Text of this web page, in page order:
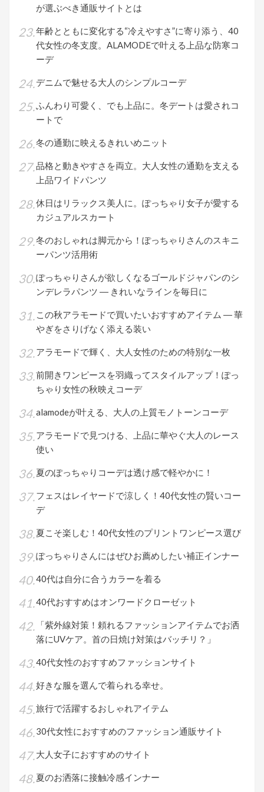
が選ぶべき通販サイトとは
年齢とともに変化する“冷えやすさ”に寄り添う、40
代女性の冬支度。ALAMODEで叶える上品な防寒コ
ーデ
デニムで魅せる大人のシンプルコーデ
ふんわり可愛く、でも上品に。冬デートは愛されコ
ートで
冬の通勤に映えるきれいめニット
品格と動きやすさを両立。大人女性の通勤を支える
上品ワイドパンツ
休日はリラックス美人に。ぽっちゃり女子が愛する
カジュアルスカート
冬のおしゃれは脚元から！ぽっちゃりさんのスキニ
ーパンツ活用術
ぽっちゃりさんが欲しくなるゴールドジャパンのシ
ンデレラパンツ ― きれいなラインを毎日に
この秋アラモードで買いたいおすすめアイテム ― 華
やぎをさりげなく添える装い
アラモードで輝く、大人女性のための特別な一枚
前開きワンピースを羽織ってスタイルアップ！ぽっ
ちゃり女性の秋映えコーデ
alamodeが叶える、大人の上質モノトーンコーデ
アラモードで見つける、上品に華やぐ大人のレース
使い
夏のぽっちゃりコーデは透け感で軽やかに！
フェスはレイヤードで涼しく！40代女性の賢いコー
デ
夏こそ楽しむ！40代女性のプリントワンピース選び
ぽっちゃりさんにはぜひお薦めしたい補正インナー
40代は自分に合うカラーを着る
40代おすすめはオンワードクローゼット
「紫外線対策！頼れるファッションアイテムでお洒
落にUVケア。首の日焼け対策はバッチリ？」
40代女性のおすすめファッションサイト
好きな服を選んで着られる幸せ。
旅行で活躍するおしゃれアイテム
30代女性におすすめのファッション通販サイト
大人女子におすすめのサイト
夏のお洒落に接触冷感インナー